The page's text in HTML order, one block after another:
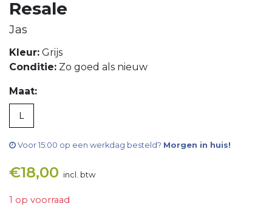
Resale
Jas
Kleur: Grijs
Conditie: Zo goed als nieuw
Maat:
L
Voor 15:00 op een werkdag besteld? Morgen in huis!
€18,00 incl. btw
1 op voorraad